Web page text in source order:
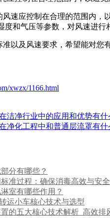
应控制在合理的范围内，以
度和气压等参数，对风速进行
及风速要求，希望能对您
xwzx/1166.html
洁净行业中的应用和优势有什
净化工程中和普通层流罩有
分有哪些？
准过程：确保消毒高效与安全
室有哪些作用？
运小车核心技术与选型
的五大核心技术解析_高效排